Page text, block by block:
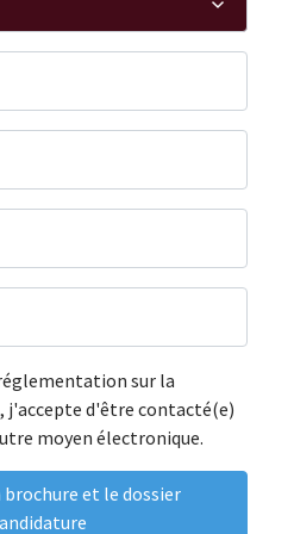
sur la
j'accepte d'être contacté(e)
moyen électronique.